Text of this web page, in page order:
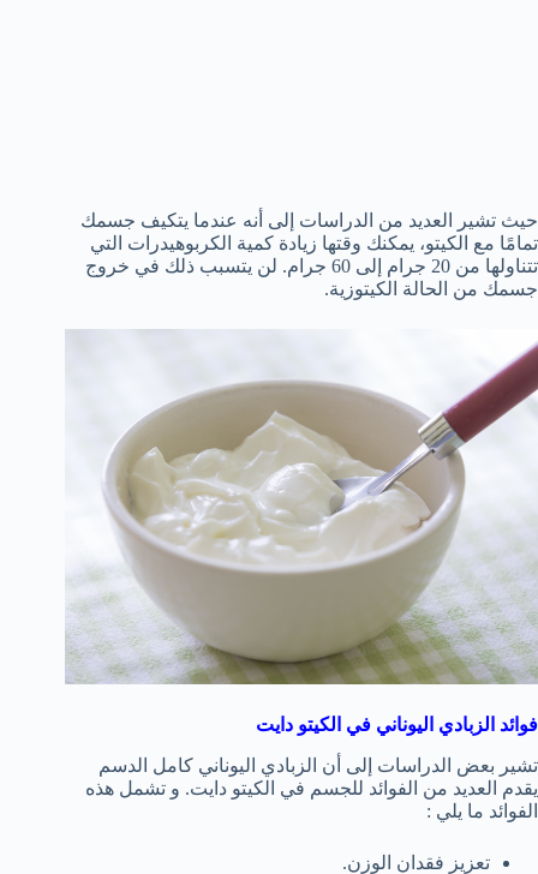
حيث تشير العديد من الدراسات إلى أنه عندما يتكيف جسمك
تمامًا مع الكيتو، يمكنك وقتها زيادة كمية الكربوهيدرات التي
تتناولها من 20 جرام إلى 60 جرام. لن يتسبب ذلك في خروج
جسمك من الحالة الكيتوزية.
فوائد الزبادي اليوناني في الكيتو دايت
تشير بعض الدراسات إلى أن الزبادي اليوناني كامل الدسم
يقدم العديد من الفوائد للجسم في الكيتو دايت. و تشمل هذه
الفوائد ما يلي :
تعزيز فقدان الوزن.